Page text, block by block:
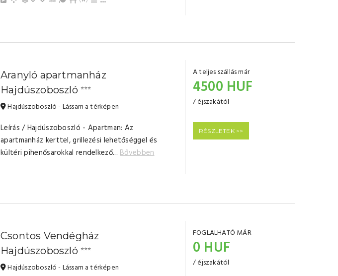
Aranyló apartmanház
Hajdúszoboszló ⭐⭐⭐
Hajdúszoboszló - Lássam a térképen
Leírás / Hajdúszoboszló - Apartman: Az
apartmanház kerttel, grillezési lehetőséggel és
kültéri pihenősarokkal rendelkező...Bővebben
A teljes szállás már
4500 HUF
/ éjszakától
RÉSZLETEK >>
Csontos Vendégház
Hajdúszoboszló ⭐⭐⭐
Hajdúszoboszló - Lássam a térképen
FOGLALHATÓ MÁR
0 HUF
/ éjszakától